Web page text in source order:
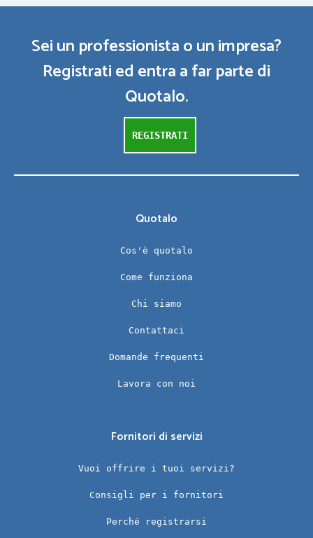
Sei un professionista o un impresa?
Registrati ed entra a far parte di
Quotalo.
REGISTRATI
Quotalo
Cos'è quotalo
Come funziona
Chi siamo
Contattaci
Domande frequenti
Lavora con noi
Fornitori di servizi
Vuoi offrire i tuoi servizi?
Consigli per i fornitori
Perché registrarsi